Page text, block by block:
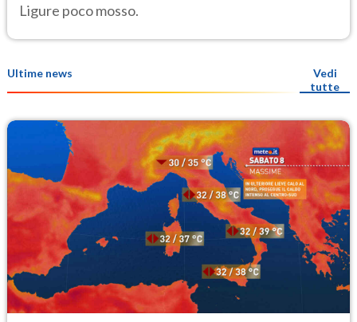
Ligure poco mosso.
Ultime news
Vedi
tutte